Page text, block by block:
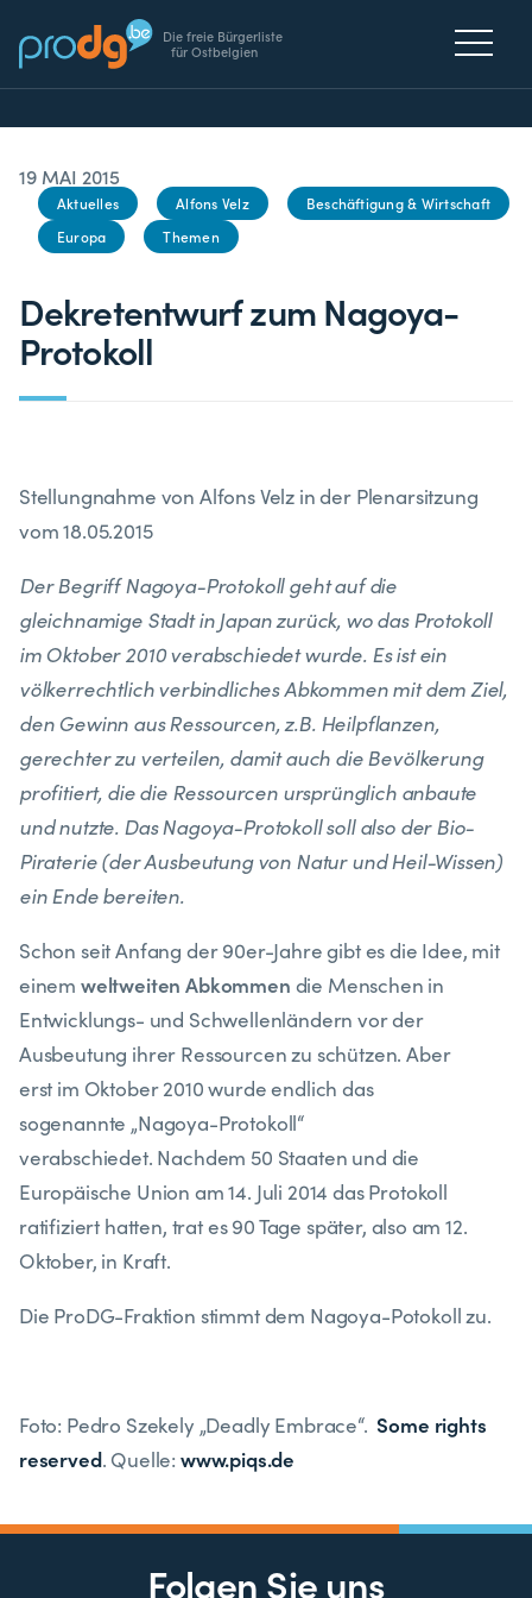
Die freie Bürgerliste
für Ostbelgien
19 MAI 2015
Aktuelles Alfons Velz
Beschäftigung & Wirtschaft
Europa
Themen
Dekretentwurf zum Nagoya-
Protokoll
Stellungnahme von Alfons Velz in der Plenarsitzung
vom 18.05.2015
Der Begriff Nagoya-Protokoll geht auf die
gleichnamige Stadt in Japan zurück, wo das Protokoll
im Oktober 2010 verabschiedet wurde. Es ist ein
völkerrechtlich verbindliches Abkommen mit dem Ziel,
den Gewinn aus Ressourcen, z.B. Heilpflanzen,
gerechter zu verteilen, damit auch die Bevölkerung
profitiert, die die Ressourcen ursprünglich anbaute
und nutzte. Das Nagoya-Protokoll soll also der Bio-
Piraterie (der Ausbeutung von Natur und Heil-Wissen)
ein Ende bereiten.
Schon seit Anfang der 90er-Jahre gibt es die Idee, mit
einem weltweiten Abkommen die Menschen in
Entwicklungs- und Schwellenländern vor der
Ausbeutung ihrer Ressourcen zu schützen. Aber
erst im Oktober 2010 wurde endlich das
sogenannte „Nagoya-Protokoll“
verabschiedet. Nachdem 50 Staaten und die
Europäische Union am 14. Juli 2014 das Protokoll
ratifiziert hatten, trat es 90 Tage später, also am 12.
Oktober, in Kraft.
Die ProDG-Fraktion stimmt dem Nagoya-Potokoll zu.
Foto: Pedro Szekely „Deadly Embrace“. Some rights
reserved. Quelle: www.piqs.de
Folgen Sie uns